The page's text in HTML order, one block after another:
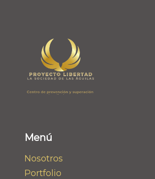
Menú
Nosotros
Portfolio